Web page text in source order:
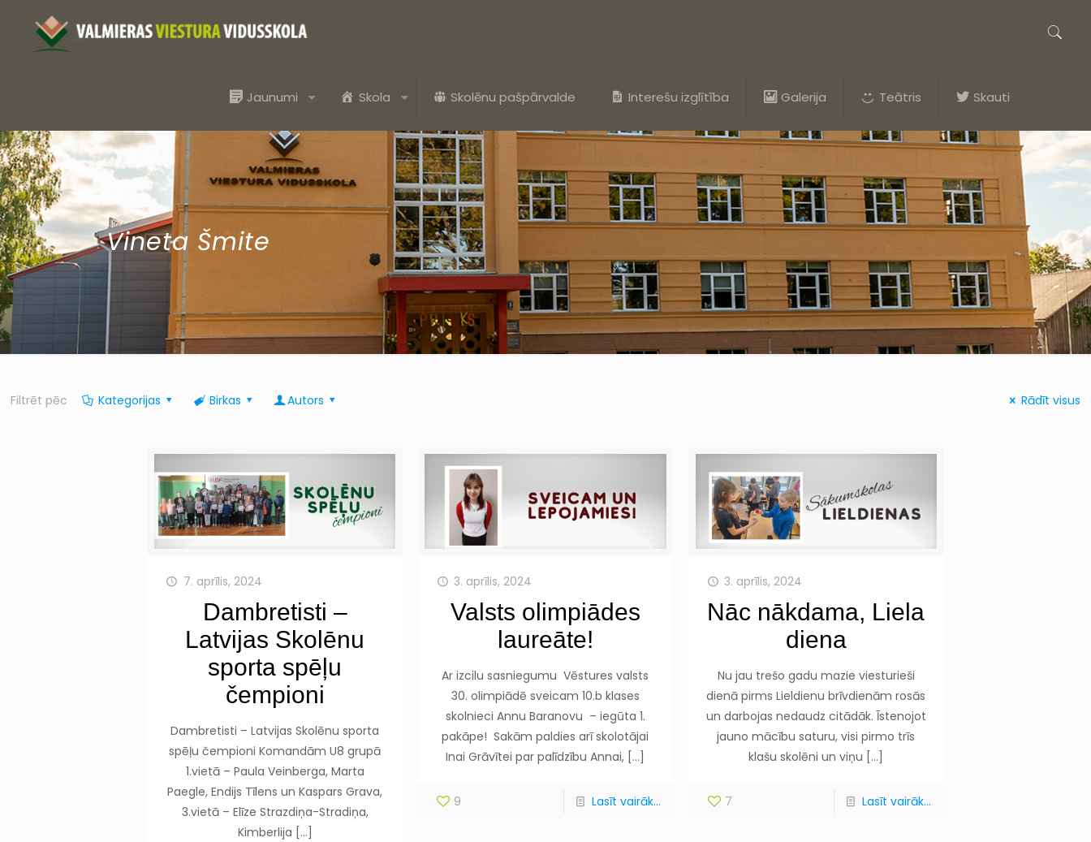
Jaunumi Skola Skolēnu pašpārvalde Interešu izglītība Galerija Teātris Skauti
Vineta Šmite
Filtrēt pēc Kategorijas Birkas Autors Rādīt visus
7. aprīlis, 2024
Dambretisti –
Latvijas Skolēnu
sporta spēļu
čempioni
Dambretisti – Latvijas Skolēnu sporta
spēļu čempioni Komandām U8 grupā
1.vietā – Paula Veinberga, Marta
Paegle, Endijs Tīlens un Kaspars Grava,
3.vietā – Elīze Strazdiņa-Stradiņa,
Kimberlija […]
3. aprīlis, 2024
Valsts olimpiādes
laureāte!
Ar izcilu sasniegumu Vēstures valsts
30. olimpiādē sveicam 10.b klases
skolnieci Annu Baranovu – iegūta 1.
pakāpe! Sakām paldies arī skolotājai
Inai Grāvītei par palīdzību Annai, […]
9 Lasīt vairāk...
3. aprīlis, 2024
Nāc nākdama, Liela
diena
Nu jau trešo gadu mazie viesturieši
dienā pirms Lieldienu brīvdienām rosās
un darbojas nedaudz citādāk. Īstenojot
jauno mācību saturu, visi pirmo trīs
klašu skolēni un viņu […]
7 Lasīt vairāk...